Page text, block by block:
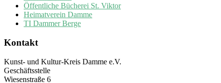
Öffentliche Bücherei St. Viktor
Heimatverein Damme
TI Dammer Berge
Kontakt
Kunst- und Kultur-Kreis Damme e.V.
Geschäftsstelle
Wiesenstraße 6